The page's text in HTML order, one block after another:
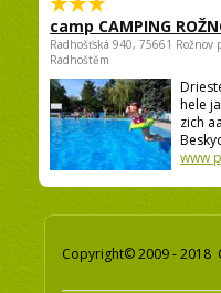
camp CAMPING
Radhošťská 940, 75661 Rožnov
Radhoštěm
hele
zich
www
Copyright© 2009 - 2018